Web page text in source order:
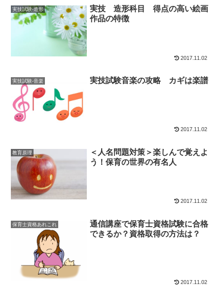
実技試験-造形
実技 造形科目 得点の高い絵画
作品の特徴
2017.11.02
実技試験-音楽 実技試験音楽の攻略 カギは楽譜
2017.11.02
教育原理
＜人名問題対策＞楽しんで覚えよ
う！保育の世界の有名人
2017.11.02
保育士資格あれこれ
通信講座で保育士資格試験に合格
できるか？資格取得の方法は？
2017.11.02